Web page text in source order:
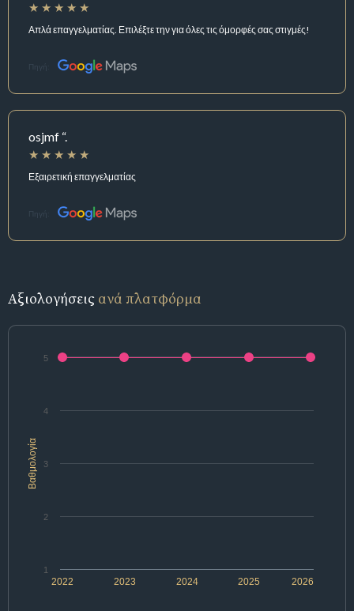
Απλά επαγγελματίας. Επιλέξτε την για όλες τις όμορφές σας στιγμές!
Πηγή:
osjmf “.
Εξαιρετική επαγγελματίας
Πηγή:
Αξιολογήσεις ανά πλατφόρμα
Βαθμολογία
2022 2024 2026
2023 2025
1
2
3
4
5